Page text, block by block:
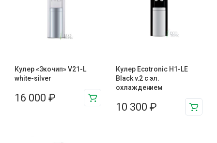
Кулер «Экочип» V21-L
white-silver
16 000 ₽
Кулер Ecotronic H1-LE
Black v.2 с эл.
охлаждением
10 300 ₽